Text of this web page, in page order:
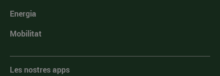
Energia
Mobilitat
Les nostres apps